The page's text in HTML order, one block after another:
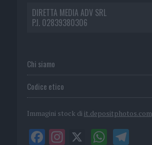
DIRETTA MEDIA ADV SRL
P.I. 02839380306
Chi siamo
Codice etico
Immagini stock di it.depositphotos.com